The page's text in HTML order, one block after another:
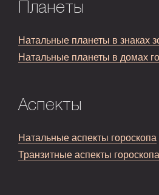
Планеты
Натальные планеты в знаках
Натальные планеты в домах
Аспекты
Натальные аспекты гороскопа
Транзитные аспекты гороскопа